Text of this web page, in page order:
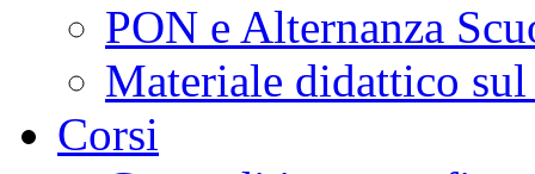
PON e Alternanza
Materiale didattico
Corsi